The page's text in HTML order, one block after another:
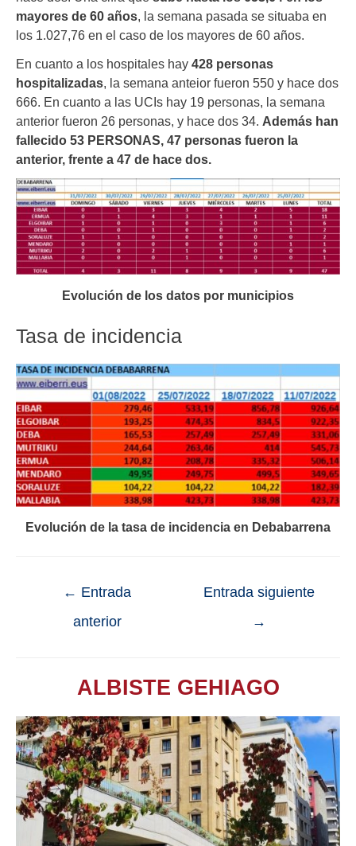
mayores de 60 años , la semana pasada se situaba en
los 1.027,76 en el caso de los mayores de 60 años.
En cuanto a los hospitales hay 428 personas
hospitalizadas, la semana anteior fueron 550 y hace dos
666. En cuanto a las UCIs hay 19 personas, la semana
anterior fueron 26 personas, y hace dos 34. Además han
fallecido 53 PERSONAS, 47 personas fueron la
anterior, frente a 47 de hace dos.
Evolución de los datos por municipios
Tasa de incidencia
Evolución de la tasa de incidencia en Debabarrena
← Entrada
anterior
Entrada siguiente
→
ALBISTE GEHIAGO